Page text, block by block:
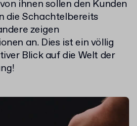
ihnen sollen den Kunden
die Schachtelbereits
zeigen
an. Dies ist ein völlig
Blick auf die Welt der